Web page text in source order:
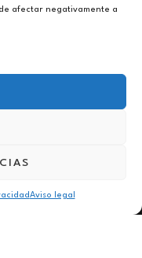
afectar negativamente a
Aviso legal
Umbría